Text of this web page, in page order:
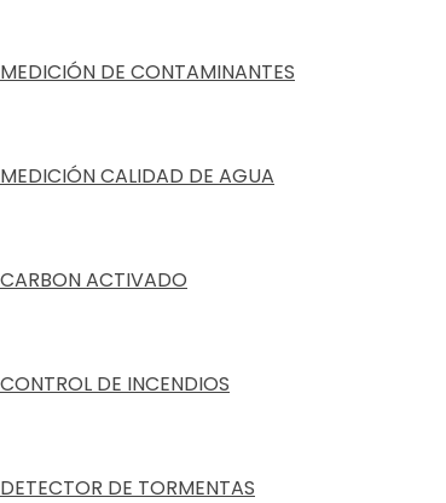
MEDICIÓN DE CONTAMINANTES
MEDICIÓN CALIDAD DE AGUA
CARBON ACTIVADO
CONTROL DE INCENDIOS
DETECTOR DE TORMENTAS